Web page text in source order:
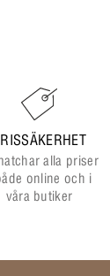
alla priser
online och i
våra butiker